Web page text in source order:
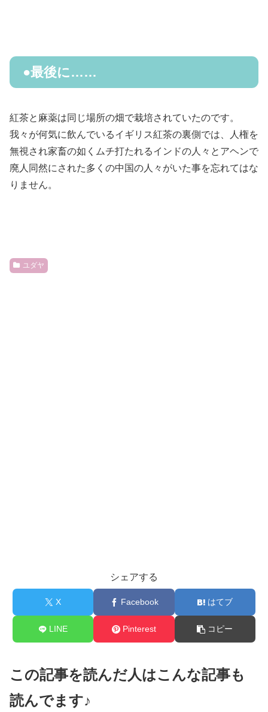
●最後に……
紅茶と麻薬は同じ場所の畑で栽培されていたのです。
我々が何気に飲んでいるイギリス紅茶の裏側では、人権を
無視され家畜の如くムチ打たれるインドの人々とアヘンで
廃人同然にされた多くの中国の人々がいた事を忘れてはな
りません。
ユダヤ
シェアする
X Facebook はてブ
LINE Pinterest コピー
この記事を読んだ人はこんな記事も
読んでます♪